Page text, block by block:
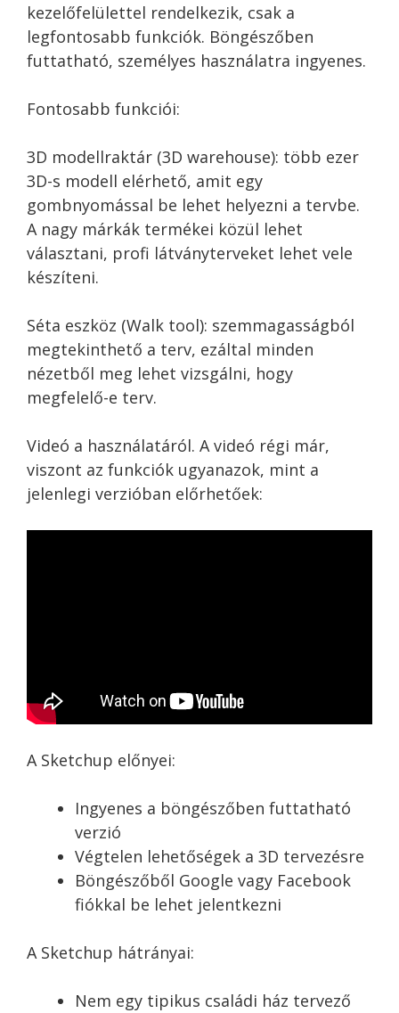
kezelőfelülettel rendelkezik, csak a
legfontosabb funkciók. Böngészőben
futtatható, személyes használatra ingyenes.
Fontosabb funkciói:
3D modellraktár (3D warehouse): több ezer
3D-s modell elérhető, amit egy
gombnyomással be lehet helyezni a tervbe.
A nagy márkák termékei közül lehet
választani, profi látványterveket lehet vele
készíteni.
Séta eszköz (Walk tool): szemmagasságból
megtekinthető a terv, ezáltal minden
nézetből meg lehet vizsgálni, hogy
megfelelő-e terv.
Videó a használatáról. A videó régi már,
viszont az funkciók ugyanazok, mint a
jelenlegi verzióban előrhetőek:
A Sketchup előnyei:
Ingyenes a böngészőben futtatható
verzió
Végtelen lehetőségek a 3D tervezésre
Böngészőből Google vagy Facebook
fiókkal be lehet jelentkezni
A Sketchup hátrányai:
Nem egy tipikus családi ház tervező